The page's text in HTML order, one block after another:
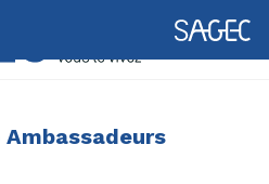
Ambassadeurs